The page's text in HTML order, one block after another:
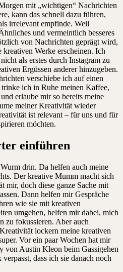
mit „wichtigen“ Nachrichten
kann das schnell dazu führen,
irrelevant empfinde. Weil
und vermeintlich besseres
von Nachrichten geprägt wird,
Werke erscheinen. Ich
als erstes durch Instagram zu
Ergüssen anderer hinzugeben.
verschiebe ich auf einen
trinke ich in Ruhe meinen Kaffee,
erlaube mir so bereits meine
meiner Kreativität wieder
ist relevant – für uns und für
möchten.
einführen
drin. Da helfen auch meine
Der kreative Mumm macht sich
mir, doch diese ganze Sache mit
Dann helfen mir Gespräche
wie sie mit kreativen
umgehen, helfen mir dabei, mich
zu fokussieren. Aber auch
lockern meine kreativen
Vor ein paar Wochen hat mir
von Austin Kleon beim Gassigehen
dass ich sie danach noch